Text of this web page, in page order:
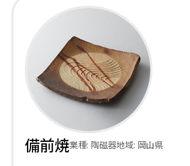
備前焼業種: 陶磁器地域: 岡山県